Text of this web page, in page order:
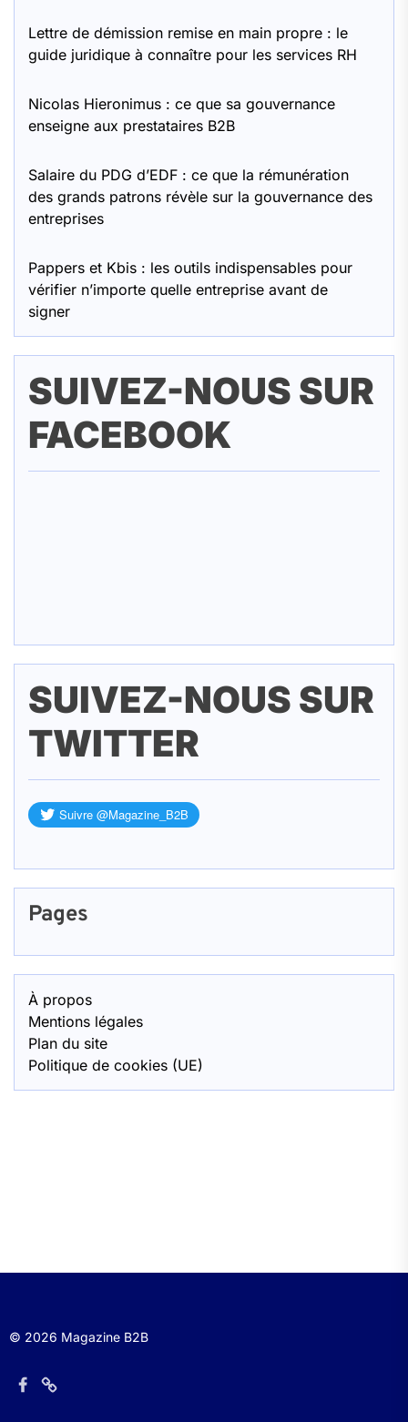
Lettre de démission remise en main propre : le
guide juridique à connaître pour les services RH
Nicolas Hieronimus : ce que sa gouvernance
enseigne aux prestataires B2B
Salaire du PDG d’EDF : ce que la rémunération
des grands patrons révèle sur la gouvernance des
entreprises
Pappers et Kbis : les outils indispensables pour
vérifier n’importe quelle entreprise avant de
signer
SUIVEZ-NOUS SUR
FACEBOOK
SUIVEZ-NOUS SUR
TWITTER
Pages
À propos
Mentions légales
Plan du site
Politique de cookies (UE)
© 2026 Magazine B2B
ÉlémentÉlément